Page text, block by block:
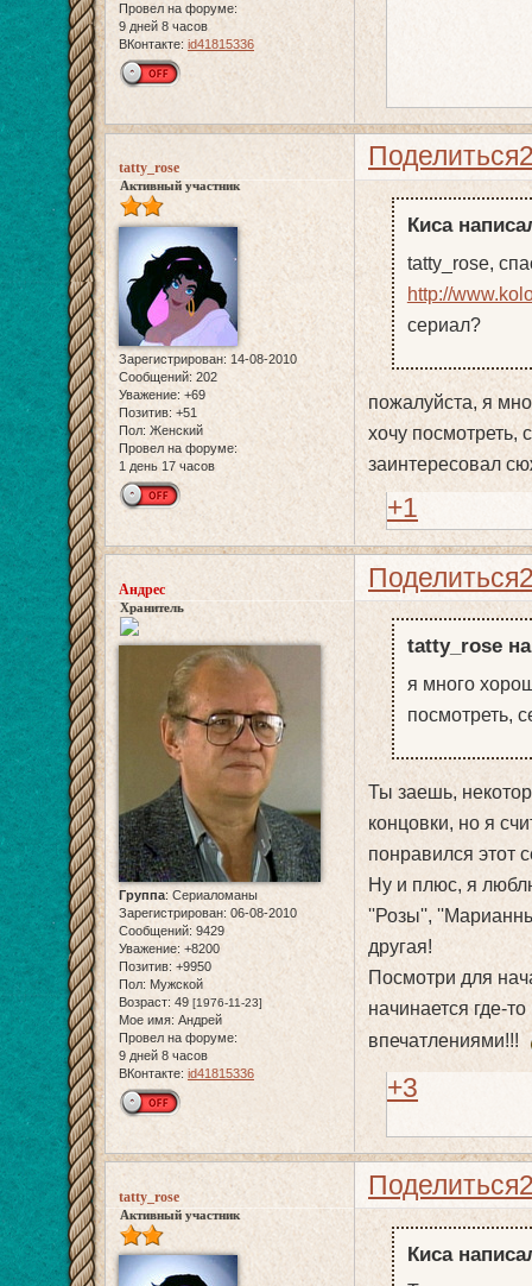
Провел на форуме:
9 дней 8 часов
ВКонтакте: id41815336
Поделиться
tatty_rose
Активный участник
Зарегистрирован: 14-08-2010
Сообщений: 202
Уважение: +69
Позитив: +51
Пол: Женский
Провел на форуме:
1 день 17 часов
Киса
tatty_rose,
http://
сериал?
пожалуйста, я
хочу посмотреть,
заинтересовал
+1
Поделиться
Андрес
Хранитель
Группа: Сериаломаны
Зарегистрирован: 06-08-2010
Сообщений: 9429
Уважение: +8200
Позитив: +9950
Пол: Мужской
Возраст: 49 [1976-11-23]
Мое имя: Андрей
Провел на форуме:
9 дней 8 часов
ВКонтакте: id41815336
tatty_rose
я много
посмотреть,
Ты заешь,
концовки, но я
понравился этот
Ну и плюс, я
''Розы'',
другая!
Посмотри для
начинается где-
впечатлениями!!!
+3
Поделиться
tatty_rose
Активный участник
Киса